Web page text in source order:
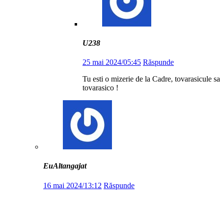
U238
25 mai 2024/05:45 Răspunde
Tu esti o mizerie de la Cadre, tovarasicule
tovarasico !
EuAltangajat
16 mai 2024/13:12 Răspunde